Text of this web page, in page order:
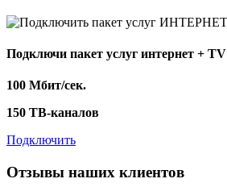
Подключи пакет услуг интернет + TV
100 Мбит/сек.
150 ТВ-каналов
Подключить
Отзывы наших клиентов